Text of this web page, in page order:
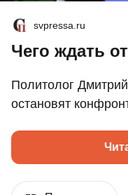
svpressa.ru
Чего ждать
Политолог
остановят